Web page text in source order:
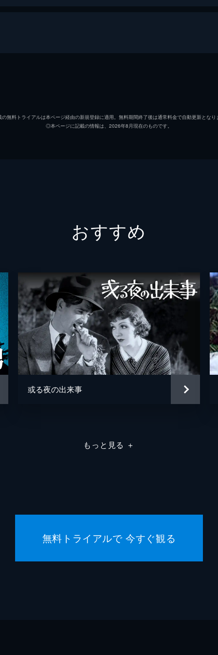
ダラス
カーリー・ウィルコックス保安官
エルスワース・ヘンリー・ゲイトウッド バー
ルーク・プラマー トム
ブランチャード ティ
フラ
ダドリ
無料トライアルは本ページ経由の新規登録に適用。無料期間終了後は通常料金で自動更新となり
◎本ページに記載の情報は、2026年8月現在のものです。
おすすめ
或る夜の出来事
もっと見る ＋
無料トライアルで 今すぐ観る